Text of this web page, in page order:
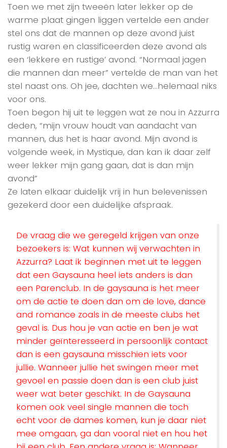
Toen we met zijn tweeën later lekker op de
warme plaat gingen liggen vertelde een ander
stel ons dat de mannen op deze avond juist
rustig waren en classificeerden deze avond als
een ‘lekkere en rustige’ avond. “Normaal jagen
die mannen dan meer” vertelde de man van het
stel naast ons. Oh jee, dachten we…helemaal niks
voor ons.
Toen begon hij uit te leggen wat ze nou in Azzurra
deden, “mijn vrouw houdt van aandacht van
mannen, dus het is haar avond. Mijn avond is
volgende week, in Mystique, dan kan ik daar zelf
weer lekker mijn gang gaan, dat is dan mijn
avond”
Ze laten elkaar duidelijk vrij in hun belevenissen
gezekerd door een duidelijke afspraak.
De vraag die we geregeld krijgen van onze
bezoekers is: Wat kunnen wij verwachten in
Azzurra? Laat ik beginnen met uit te leggen
dat een Gaysauna heel iets anders is dan
een Parenclub. In de gaysauna is het meer
om de actie te doen dan om de love, dance
and romance zoals in de meeste clubs het
geval is. Dus hou je van actie en ben je wat
minder geïnteresseerd in persoonlijk contact
dan is een gaysauna misschien iets voor
jullie. Wanneer jullie het swingen meer met
gevoel en passie doen dan is een club juist
weer wat beter geschikt. In de Gaysauna
komen ook veel single mannen die toch
echt voor de dames komen, kun je daar niet
mee omgaan, ga dan vooral niet en hou het